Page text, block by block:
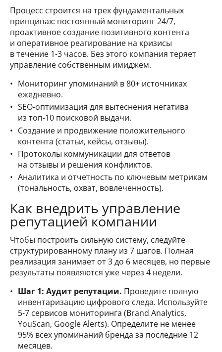
Процесс строится на трех фундаментальных
принципах: постоянный мониторинг 24/7,
проактивное создание позитивного контента
и оперативное реагирование на кризисы
в течение 1-3 часов. Без этого компания теряет
управление собственным имиджем.
Мониторинг упоминаний в 80+ источниках
ежедневно.
SEO-оптимизация для вытеснения негатива
из топ-10 поисковой выдачи.
Создание и продвижение положительного
контента (статьи, кейсы, отзывы).
Протоколы коммуникации для ответов
на отзывы и решения конфликтов.
Аналитика и отчетность по ключевым метрикам
(тональность, охват, вовлеченность).
Как внедрить управление
репутацией компании
Чтобы построить сильную систему, следуйте
структурированному плану из 7 шагов. Полная
реализация занимает от 3 до 6 месяцев, но первые
результаты появляются уже через 4 недели.
Шаг 1: Аудит репутации. Проведите полную
инвентаризацию цифрового следа. Используйте
5-7 сервисов мониторинга (Brand Analytics,
YouScan, Google Alerts). Определите не менее
95% всех упоминаний бренда за последние 12
месяцев.